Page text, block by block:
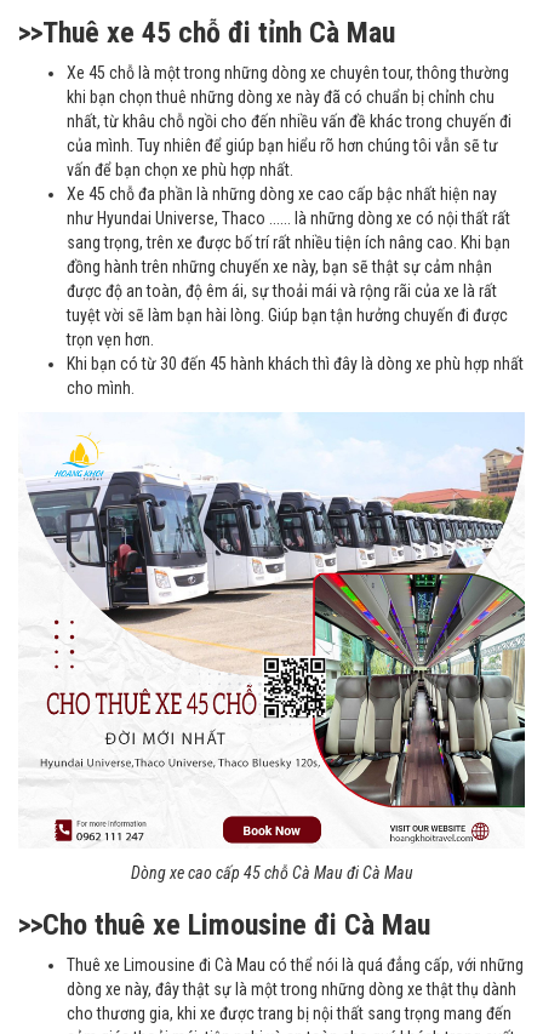
>>Thuê xe 45 chỗ đi tỉnh Cà Mau
Xe 45 chỗ là một trong những dòng xe chuyên tour, thông thường
khi bạn chọn thuê những dòng xe này đã có chuẩn bị chỉnh chu
nhất, từ khâu chỗ ngồi cho đến nhiều vấn đề khác trong chuyến đi
của mình. Tuy nhiên để giúp bạn hiểu rõ hơn chúng tôi vẫn sẽ tư
vấn để bạn chọn xe phù hợp nhất.
Xe 45 chỗ đa phần là những dòng xe cao cấp bậc nhất hiện nay
như Hyundai Universe, Thaco ...... là những dòng xe có nội thất rất
sang trọng, trên xe được bố trí rất nhiều tiện ích nâng cao. Khi bạn
đồng hành trên những chuyến xe này, bạn sẽ thật sự cảm nhận
được độ an toàn, độ êm ái, sự thoải mái và rộng rãi của xe là rất
tuyệt vời sẽ làm bạn hài lòng. Giúp bạn tận hưởng chuyến đi được
trọn vẹn hơn.
Khi bạn có từ 30 đến 45 hành khách thì đây là dòng xe phù hợp nhất
cho mình.
Dòng xe cao cấp 45 chỗ Cà Mau đi Cà Mau
>>Cho thuê xe Limousine đi Cà Mau
Thuê xe Limousine đi Cà Mau có thể nói là quá đẳng cấp, với những
dòng xe này, đây thật sự là một trong những dòng xe thật thụ dành
cho thương gia, khi xe được trang bị nội thất sang trọng mang đến